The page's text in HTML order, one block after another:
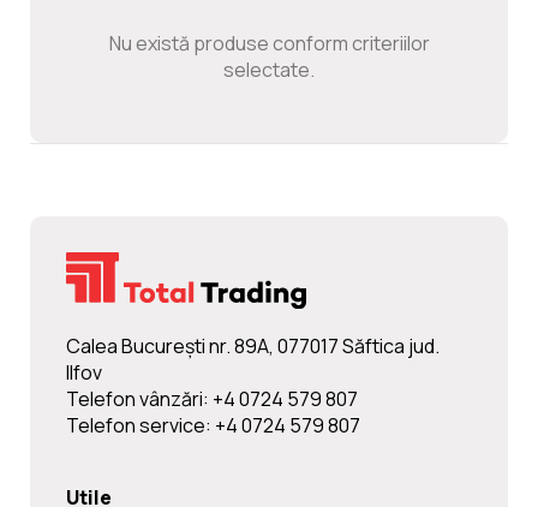
Ghidul Echipamentelor
Nu există produse conform criteriilor
selectate.
Calea Bucureşti nr. 89A, 077017 Săftica jud.
Ilfov
Telefon vânzări: +4 0724 579 807
Telefon service: +4 0724 579 807
Utile